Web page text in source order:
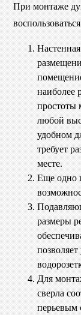
При монтаже
наиболее
простоты
любой
удобном
требует
месте.
Еще одно
размеры
Для
сверла
перьевым